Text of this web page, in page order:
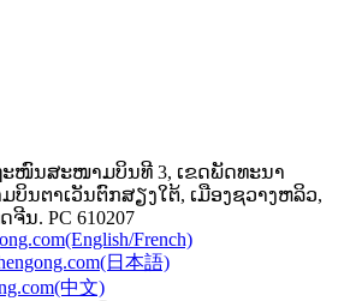
ະໜົນສະໜາມບິນທີ 3, ເຂດພັດທະນາ
ບິນຕາເວັນຕົກສຽງໃຕ້, ເມືອງຊວາງຫລິວ,
ຈີນ. PC 610207
French)
日本語)
中文)